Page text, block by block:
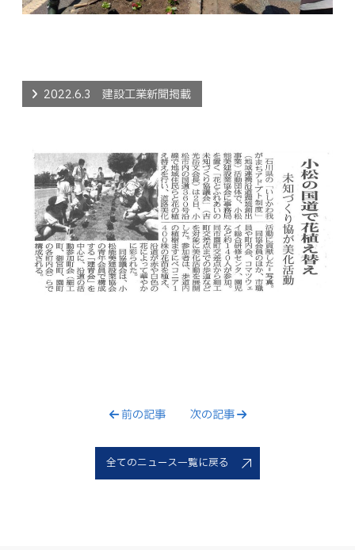
2022.6.3 建設工業新聞掲載
前の記事 次の記事
全てのニュース一覧に戻る